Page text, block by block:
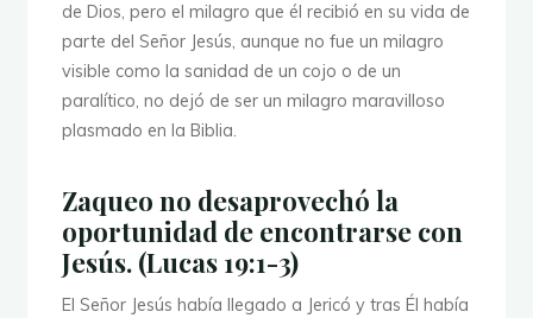
de Dios, pero el milagro que él recibió en su vida de
parte del Señor Jesús, aunque no fue un milagro
visible como la sanidad de un cojo o de un
paralítico, no dejó de ser un milagro maravilloso
plasmado en la Biblia.
Zaqueo no desaprovechó la
oportunidad de encontrarse con
Jesús. (Lucas 19:1-3)
El Señor Jesús había llegado a Jericó y tras Él había